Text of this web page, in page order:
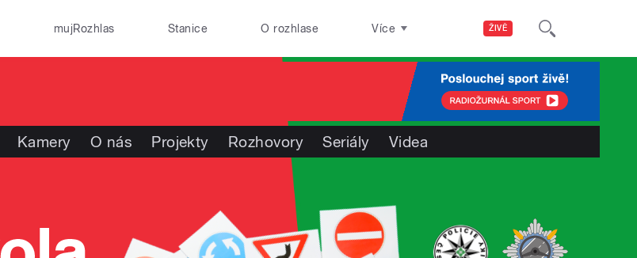
ŽIVĚ
mujRozhlas Stanice O rozhlase Více
Kamery O nás Projekty Rozhovory Seriály Videa